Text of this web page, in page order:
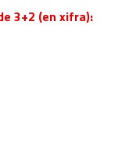
3+2 (en xifra):